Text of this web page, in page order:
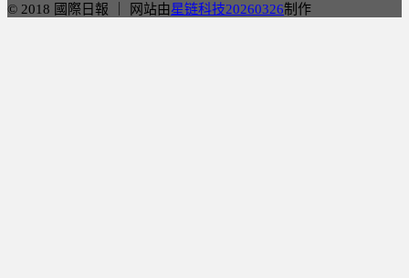
© 2018 國際日報 ｜ 网站由星链科技20260326制作